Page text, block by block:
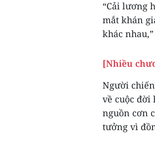
“Cải lương
mắt khán
khác
[Nhiều
Người
về cuộc đời
nguồn cơn
tưởng vì